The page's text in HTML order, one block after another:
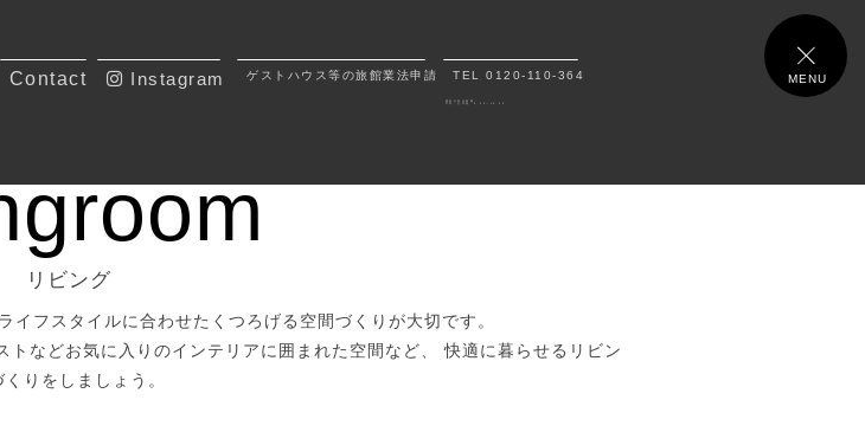
Contact Instagram ゲストハウス等の旅館業法申請 TEL 0120-110-364 MENU
リビング
フスタイルに合わせたくつろげる空間づくりが大切です。
などお気に入りのインテリアに囲まれた空間など、 快適に暮らせるリビン
くりをしましょう。